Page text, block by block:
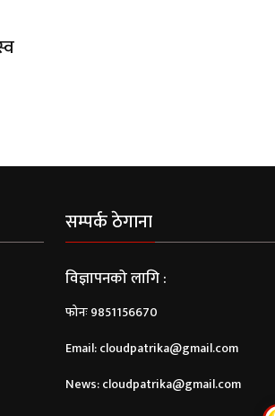
सम्पर्क ठेगाना
विज्ञापनको लागि :
फोनः 9851156670
Email:cloudpatrika@gmail.com
News:cloudpatrika@gmail.com